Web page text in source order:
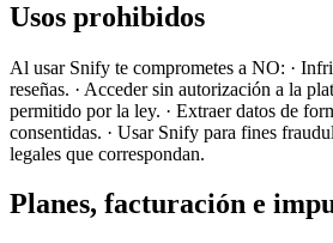
Usos prohibidos
Al usar Snify te comprometes a NO: ·
reseñas. · Acceder sin autorización a la
permitido por la ley. · Extraer datos de
consentidas. · Usar Snify para fines
legales que correspondan.
Planes, facturación e